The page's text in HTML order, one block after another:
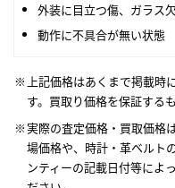
外装に目立つ傷、ガラス
動作に不具合が無い状態
上記価格はあくまで掲載時
す。買取り価格を保証する
実際の査定価格・買取価格
場価格や、時計・革ベルト
ンティーの記載日付等によ